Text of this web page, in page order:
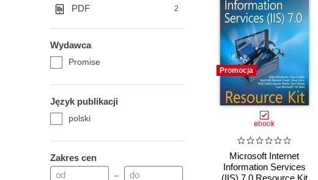
PDF
2
Wydawca
Promise
Język publikacji
polski
Zakres cen
–
Promocja
ebook
Microsoft Internet
Information Services